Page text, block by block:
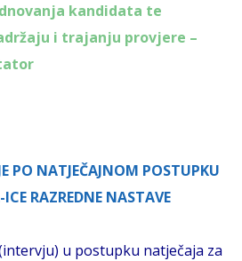
kandidata te
i trajanju provjere –
PO NATJEČAJNOM POSTUPKU
RAZREDNE NASTAVE
u postupku natječaja za